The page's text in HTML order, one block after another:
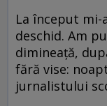
La început
deschid. Am
dimineaţă,
fără vise:
jurnalistului